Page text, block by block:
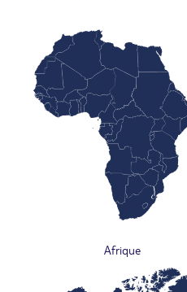
Afrique